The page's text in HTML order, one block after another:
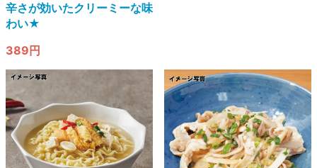
辛さが効いたクリーミーな味
わい​★
389円